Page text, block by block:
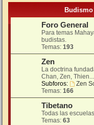
Budismo
Foro General
Para temas
budistas.
Temas: 193
Zen
La doctrina
Chan, Zen, Thien...
Subforos:
Zen
Temas: 166
Tibetano
Todas las
Temas: 63